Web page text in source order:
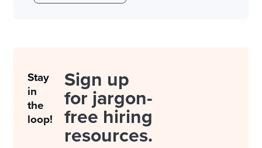
Stay
in
the
loop!
Sign up
for jargon-
free hiring
resources.